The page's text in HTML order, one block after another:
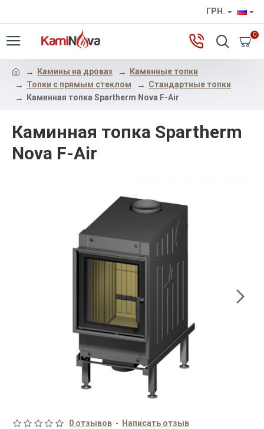
ГРН.
0
Камины на дровах
Каминные топки
Топки с прямым стеклом
Стандартные топки
Каминная топка Spartherm Nova F-Air
Каминная топка Spartherm
Nova F-Air
0 отзывов - Написать отзыв